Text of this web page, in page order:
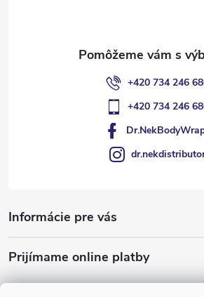
+420 734 246
+420 734 246
Informácie pre vás
Prijímame online platby